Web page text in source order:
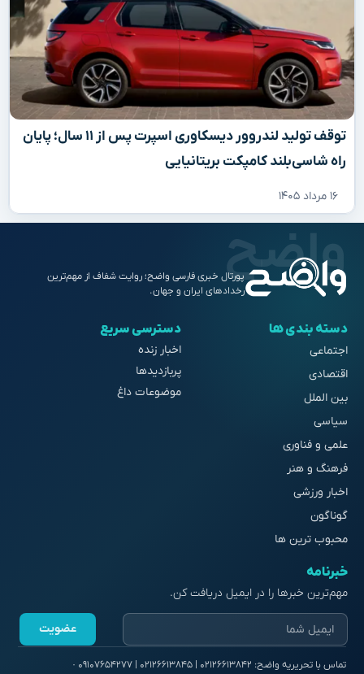
توقف تولید لندروور دیسکاوری اسپرت پس از ۱۱ سال؛ پایان
راه شاسی‌بلند کامپکت بریتانیایی
۱۶ مرداد ۱۴۰۵
پورتال خبری فارسی واضح؛ روایت شفاف از مهم‌ترین
رخدادهای ایران و جهان.
دسته بندی ها
اجتماعی
اقتصادی
بین الملل
سیاسی
علمی و فناوری
فرهنگ و هنر
اخبار ورزشی
گوناگون
محبوب ترین ها
دسترسی سریع
اخبار زنده
پربازدیدها
موضوعات داغ
خبرنامه
مهم‌ترین خبرها را در ایمیل دریافت کن.
عضویت